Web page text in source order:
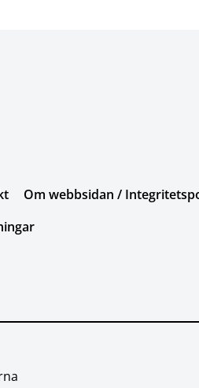
Om webbsidan /